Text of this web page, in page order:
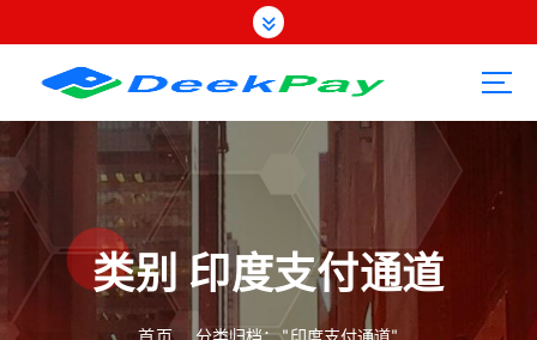
转
容
类别 印度支付通道
首页 分类归档： "印度支付通道"